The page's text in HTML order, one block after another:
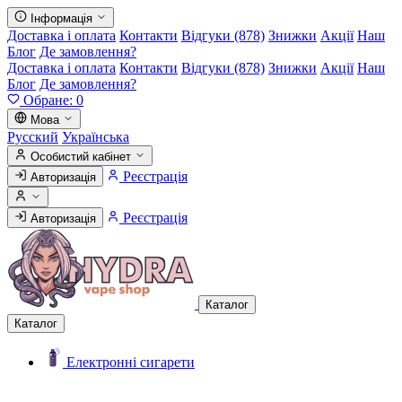
Інформація
Доставка і оплата Контакти Відгуки (878) Знижки Акції Наш
Блог Де замовлення?
Доставка і оплата Контакти Відгуки (878) Знижки Акції Наш
Блог Де замовлення?
Обране: 0
Мова
Русский Українська
Особистий кабінет
Авторизація
Реєстрація
Авторизація Реєстрація
Каталог
Каталог
Електронні сигарети